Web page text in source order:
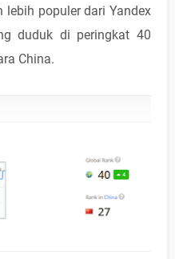
populer dari Yandex
duduk di peringkat 40
China.